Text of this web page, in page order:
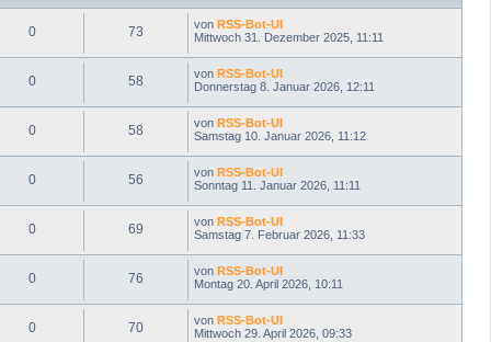
n
0 73 von RSS-Bot-UI
Mittwoch 31. Dezember 2025, 11:11
0 58 von RSS-Bot-UI
Donnerstag 8. Januar 2026, 12:11
0 58 von RSS-Bot-UI
Samstag 10. Januar 2026, 11:12
0 56 von RSS-Bot-UI
Sonntag 11. Januar 2026, 11:11
0 69 von RSS-Bot-UI
Samstag 7. Februar 2026, 11:33
0 76 von RSS-Bot-UI
Montag 20. April 2026, 10:11
0 70 von RSS-Bot-UI
Mittwoch 29. April 2026, 09:33